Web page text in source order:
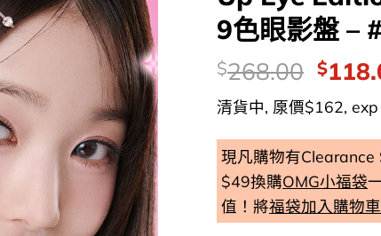
9色眼影盤 –
價
錢：
$268.00
was:
$
清貨中, 厡價$162,
現凡購物有
$49換購OMG小福袋
值！將福袋加入購物車